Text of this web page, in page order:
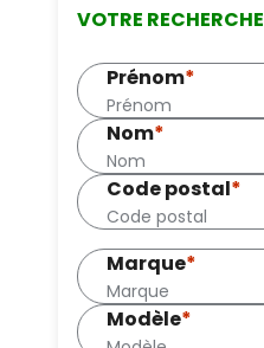
VOTRE RECHERCHE
Prénom*
Nom*
Code postal*
Marque*
Modèle*